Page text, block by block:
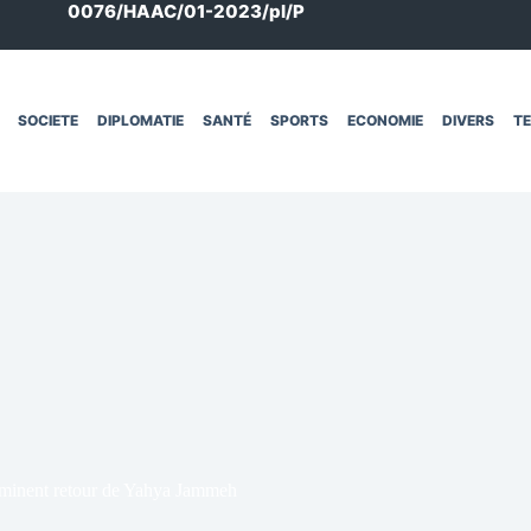
0076/HAAC/01-2023/pl/P
SOCIETE DIPLOMATIE SANTÉ SPORTS ECONOMIE DIVERS